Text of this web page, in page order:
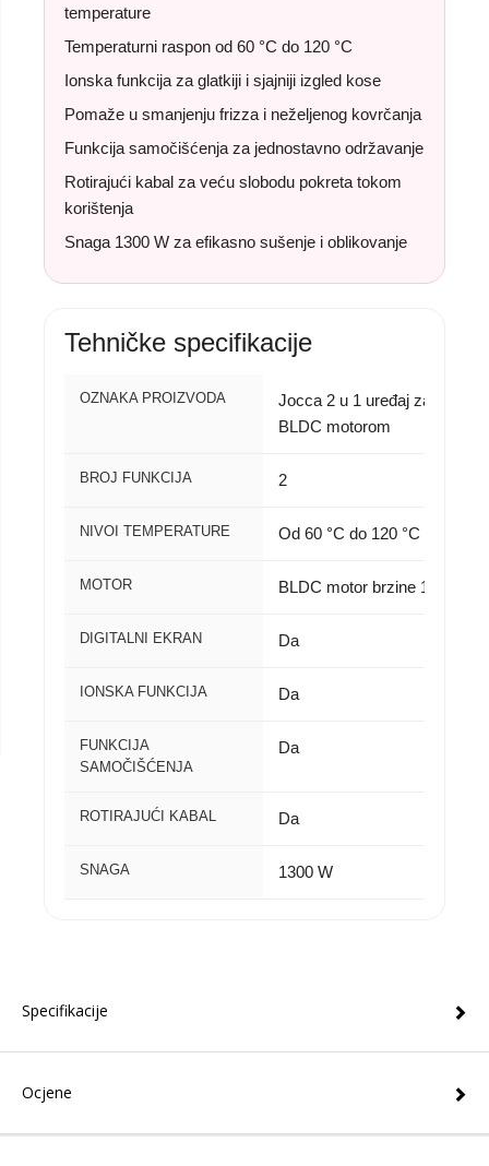
temperature
Temperaturni raspon od 60 °C do 120 °C
Ionska funkcija za glatkiji i sjajniji izgled kose
Pomaže u smanjenju frizza i neželjenog kovrčanja
Funkcija samočišćenja za jednostavno održavanje
Rotirajući kabal za veću slobodu pokreta tokom
korištenja
Snaga 1300 W za efikasno sušenje i oblikovanje
Tehničke specifikacije
OZNAKA PROIZVODA
Jocca 2 u 1 uređaj za
BLDC motorom
BROJ FUNKCIJA 2
NIVOI TEMPERATURE Od 60 °C do 120 °C
MOTOR BLDC motor brzine 110.000
DIGITALNI EKRAN Da
IONSKA FUNKCIJA Da
FUNKCIJA
SAMOČIŠĆENJA
Da
ROTIRAJUĆI KABAL Da
SNAGA 1300 W
Specifikacije
Ocjene